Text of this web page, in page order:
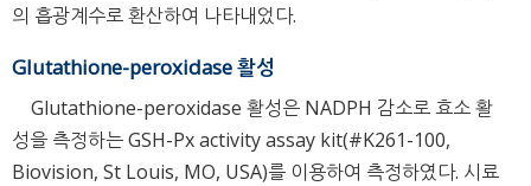
의 흡광계수로 환산하여 나타내었다.
Glutathione-peroxidase 활성
Glutathione-peroxidase 활성은 NADPH 감소로 효소 활
성을 측정하는 GSH-Px activity assay kit(#K261-100,
Biovision, St Louis, MO, USA)를 이용하여 측정하였다. 시료